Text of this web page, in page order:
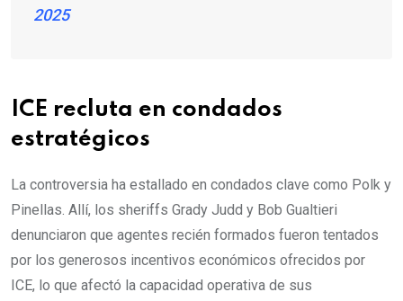
2025
ICE recluta en condados
estratégicos
La controversia ha estallado en condados clave como Polk y
Pinellas. Allí, los sheriffs Grady Judd y Bob Gualtieri
denunciaron que agentes recién formados fueron tentados
por los generosos incentivos económicos ofrecidos por
ICE, lo que afectó la capacidad operativa de sus